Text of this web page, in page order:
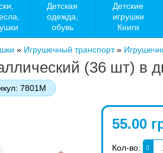
Детская
одежда,
обувь
Детские
игрушки
Книги
» Игрушечный транспорт »
(36 шт) в
7801M
55.00
Кол-во: